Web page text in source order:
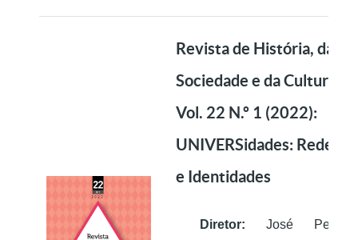
Revista de História, da
Sociedade e da Cultura.
Vol. 22 N.º 1 (2022):
UNIVERSidades: Redes
e Identidades
Diretor: José Pedro